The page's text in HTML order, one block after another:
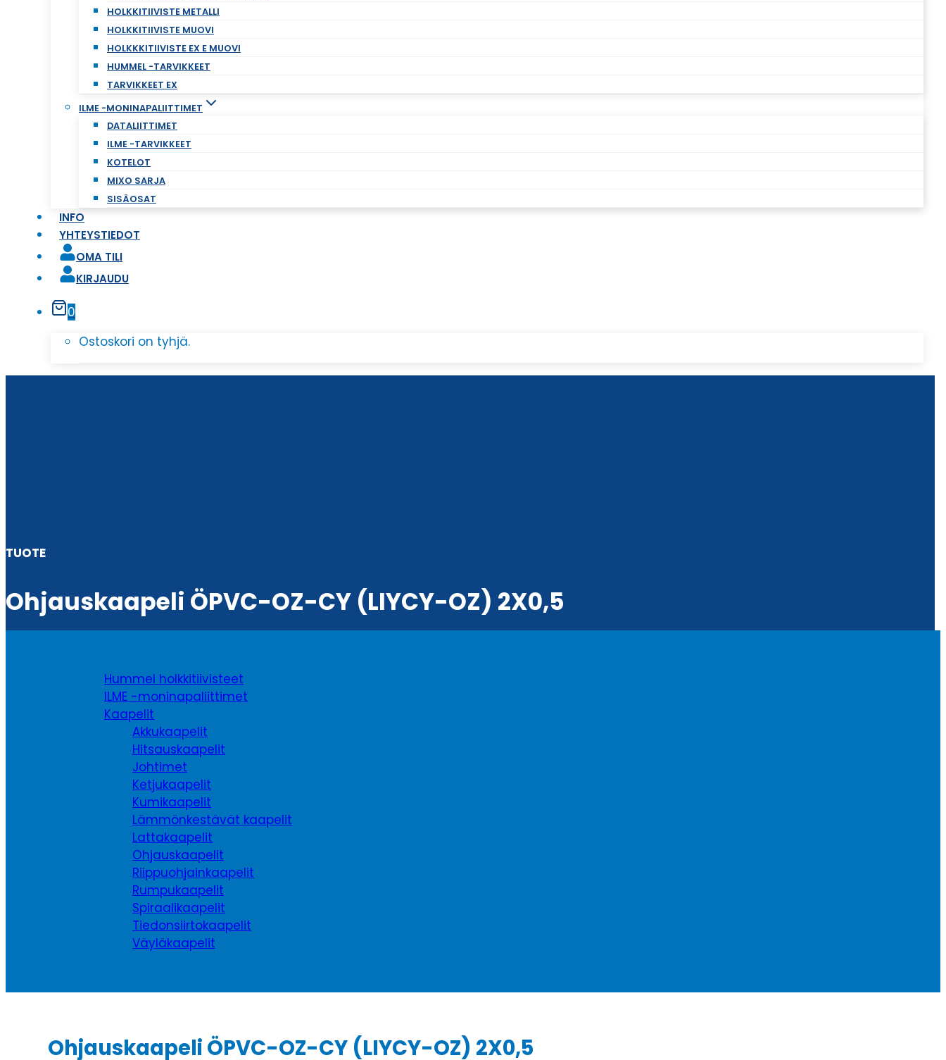
HOLKKITIIVISTE METALLI
HOLKKITIIVISTE MUOVI
HOLKKKITIIVISTE EX E MUOVI
HUMMEL -TARVIKKEET
TARVIKKEET EX
ILME -MONINAPALIITTIMET
DATALIITTIMET
ILME -TARVIKKEET
KOTELOT
MIXO SARJA
SISÄOSAT
INFO
YHTEYSTIEDOT
OMA TILI
KIRJAUDU
0
Ostoskori on tyhjä.
TUOTE
Ohjauskaapeli ÖPVC-OZ-CY (LIYCY-OZ) 2X0,5
Hummel holkkitiivisteet
ILME -moninapaliittimet
Kaapelit
Akkukaapelit
Hitsauskaapelit
Johtimet
Ketjukaapelit
Kumikaapelit
Lämmönkestävät kaapelit
Lattakaapelit
Ohjauskaapelit
Riippuohjainkaapelit
Rumpukaapelit
Spiraalikaapelit
Tiedonsiirtokaapelit
Väyläkaapelit
Ohjauskaapeli ÖPVC-OZ-CY (LIYCY-OZ) 2X0,5